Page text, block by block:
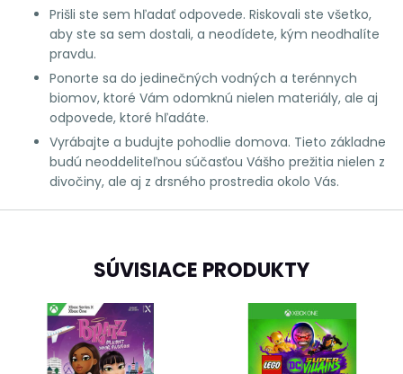
Prišli ste sem hľadať odpovede. Riskovali ste všetko,
aby ste sa sem dostali, a neodídete, kým neodhalíte
pravdu.
Ponorte sa do jedinečných vodných a terénnych
biomov, ktoré Vám odomknú nielen materiály, ale aj
odpovede, ktoré hľadáte.
Vyrábajte a budujte pohodlie domova. Tieto základne
budú neoddeliteľnou súčasťou Vášho prežitia nielen z
divočiny, ale aj z drsného prostredia okolo Vás.
SÚVISIACE PRODUKTY